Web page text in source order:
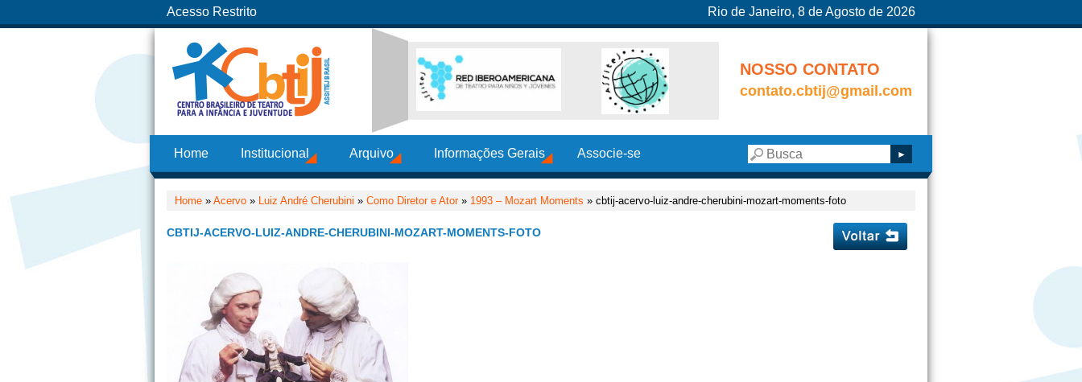
Acesso Restrito Rio de Janeiro, 8 de Agosto de 2026
NOSSO CONTATO
contato.cbtij@gmail.com
Home Institucional Arquivo Informações Gerais Associe-se
Home » Acervo » Luiz André Cherubini » Como Diretor e Ator» 1993 – Mozart Moments » cbtij-acervo-luiz-andre-cherubini-mozart-moments-foto
CBTIJ-ACERVO-LUIZ-ANDRE-CHERUBINI-MOZART-MOMENTS-FOTO